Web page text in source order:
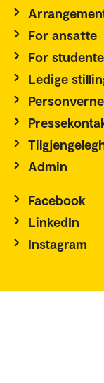
For ansatte
For
Ledige
Admin
Facebook
LinkedIn
Instagram